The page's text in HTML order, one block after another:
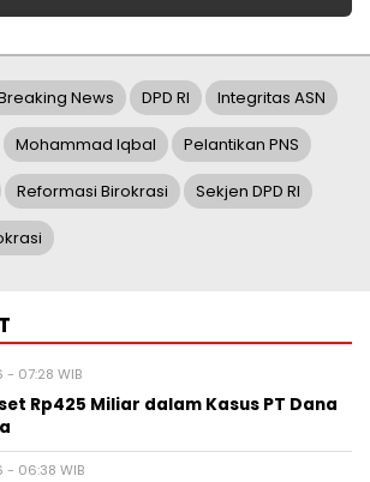
News DPD RI Integritas ASN
Mohammad Iqbal Pelantikan PNS
Reformasi Birokrasi Sekjen DPD RI
07:28 WIB
Rp425 Miliar dalam Kasus PT Dana
- 06:38 WIB